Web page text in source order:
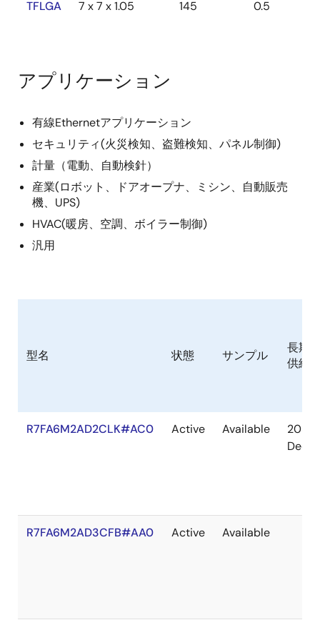
TFLGA 7 x 7 x 1.05 145 0.5
アプリケーション
有線Ethernetアプリケーション
セキュリティ(火災検知、盗難検知、パネル制御)
計量（電動、自動検針）
産業(ロボット、ドアオープナ、ミシン、自動販売
機、UPS)
HVAC(暖房、空調、ボイラー制御)
汎用
型名 状態 サンプル
長期
供給
R7FA6M2AD2CLK#AC0 Active Available
2036
Dec
R7FA6M2AD3CFB#AA0 Active Available